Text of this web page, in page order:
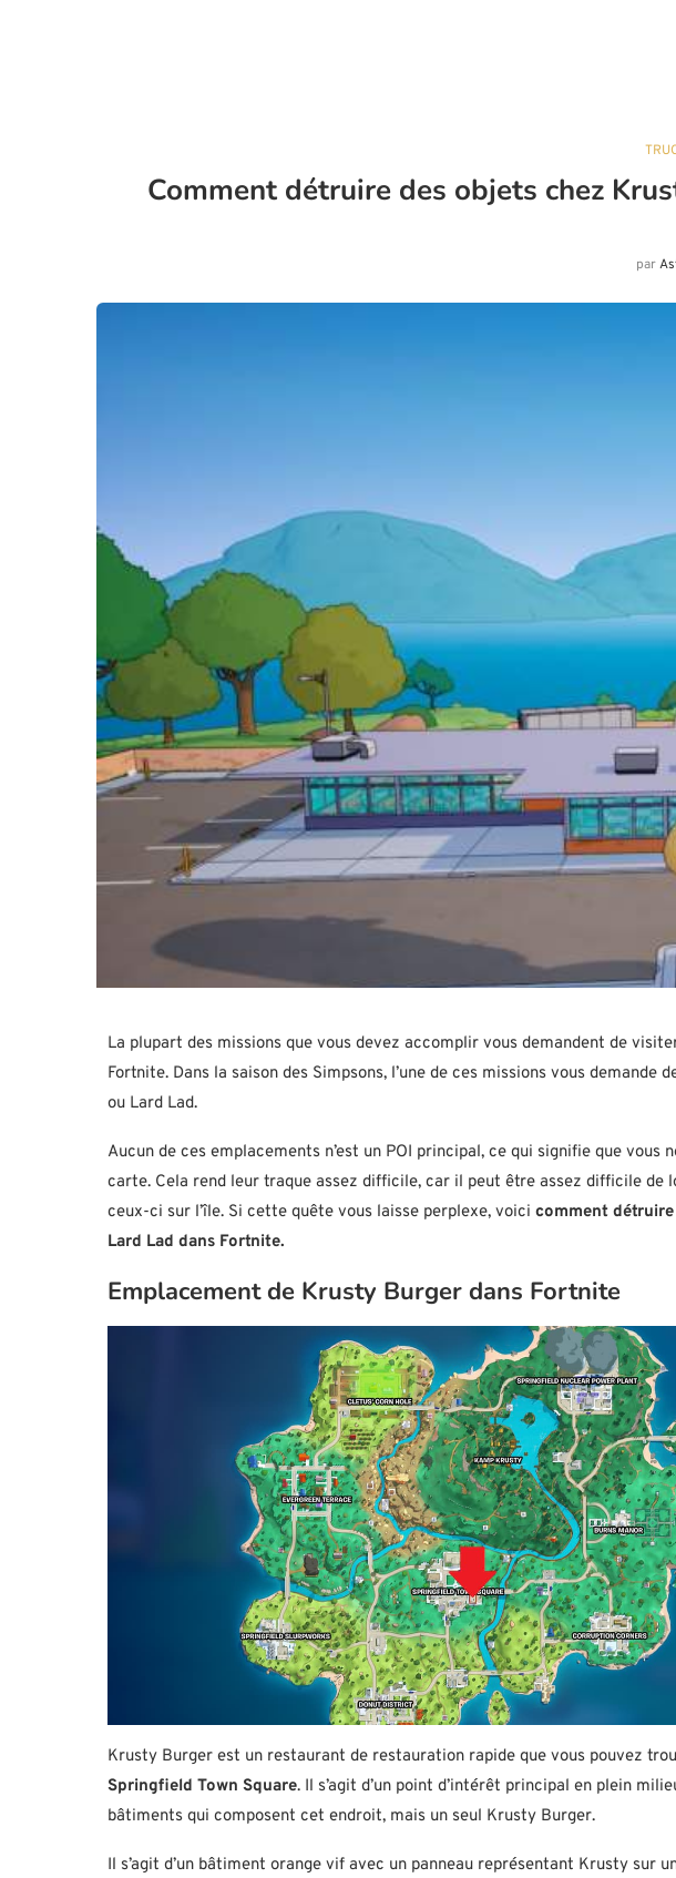
Comment détruire des objets chez
par
La plupart des missions que vous devez accomplir vous demandent de
Fortnite. Dans la saison des Simpsons, l’une de ces missions vous
ou Lard Lad.
Aucun de ces emplacements n’est un POI principal, ce qui signifie que vous
carte. Cela rend leur traque assez difficile, car il peut être assez difficile de
ceux-ci sur l’île. Si cette quête vous laisse perplexe, voici comment
Lard Lad dans Fortnite.
Emplacement de Krusty Burger dans Fortnite
Krusty Burger est un restaurant de restauration rapide que vous pouvez
Springfield Town Square. Il s’agit d’un point d’intérêt principal en plein
bâtiments qui composent cet endroit, mais un seul Krusty Burger.
Il s’agit d’un bâtiment orange vif avec un panneau représentant Krusty sur